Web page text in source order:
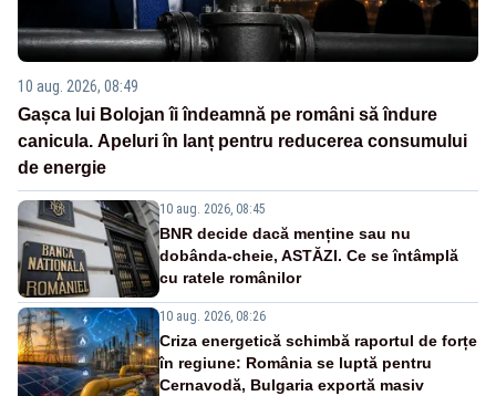
10 aug. 2026, 08:49
Gașca lui Bolojan îi îndeamnă pe români să îndure
canicula. Apeluri în lanț pentru reducerea consumului
de energie
10 aug. 2026, 08:45
BNR decide dacă menține sau nu
dobânda-cheie, ASTĂZI. Ce se întâmplă
cu ratele românilor
10 aug. 2026, 08:26
Criza energetică schimbă raportul de forțe
în regiune: România se luptă pentru
Cernavodă, Bulgaria exportă masiv